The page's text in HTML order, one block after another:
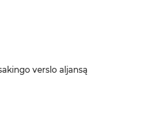
verslo aljansą